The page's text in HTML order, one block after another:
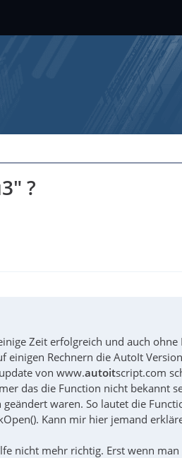
?
Zeit erfolgreich und auch
einigen Rechnern die AutoIt
von www.autoitscript.com
das die Function nicht bekannt
waren. So lautet die
Kann mir hier jemand
nicht mehr richtig. Erst wenn